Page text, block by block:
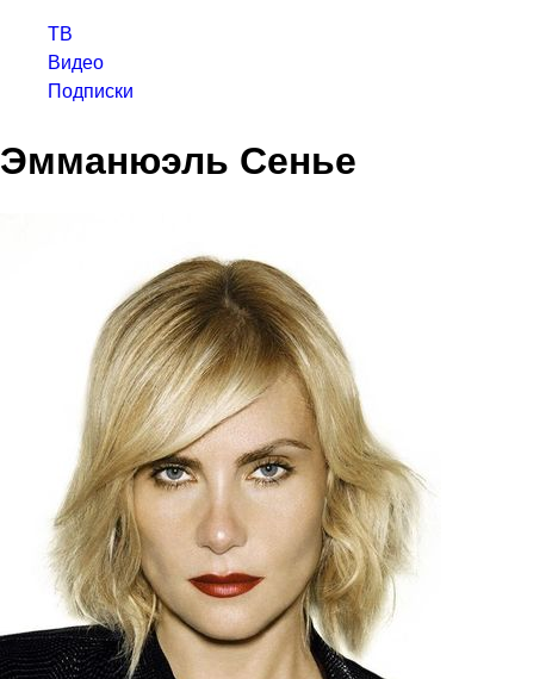
ТВ
Видео
Подписки
Эмманюэль Сенье